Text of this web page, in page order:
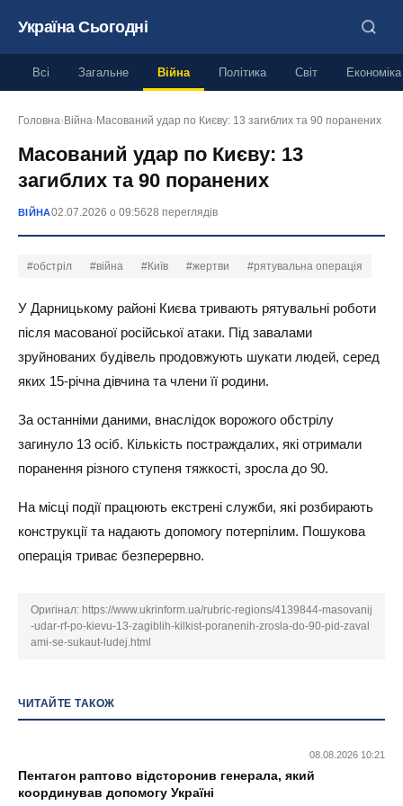
Україна Сьогодні
Всі Загальне Війна Політика Світ Економіка
Головна› Війна› Масований удар по Києву: 13 загиблих та 90 поранених
Масований удар по Києву: 13
загиблих та 90 поранених
ВІЙНА02.07.2026 о 09:5628 переглядів
#обстріл #війна #Київ #жертви #рятувальна операція
У Дарницькому районі Києва тривають рятувальні роботи
після масованої російської атаки. Під завалами
зруйнованих будівель продовжують шукати людей, серед
яких 15-річна дівчина та члени її родини.
За останніми даними, внаслідок ворожого обстрілу
загинуло 13 осіб. Кількість постраждалих, які отримали
поранення різного ступеня тяжкості, зросла до 90.
На місці події працюють екстрені служби, які розбирають
конструкції та надають допомогу потерпілим. Пошукова
операція триває безперервно.
Оригінал: https://www.ukrinform.ua/rubric-regions/4139844-masovanij
-udar-rf-po-kievu-13-zagiblih-kilkist-poranenih-zrosla-do-90-pid-zaval
ami-se-sukaut-ludej.html
ЧИТАЙТЕ ТАКОЖ
08.08.2026 10:21
Пентагон раптово відсторонив генерала, який
координував допомогу Україні